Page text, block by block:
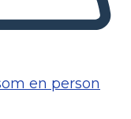
en person